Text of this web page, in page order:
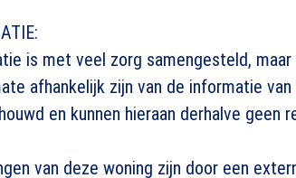
is met veel zorg samengesteld,
afhankelijk zijn van de informatie
en kunnen hieraan derhalve geen
van deze woning zijn door een